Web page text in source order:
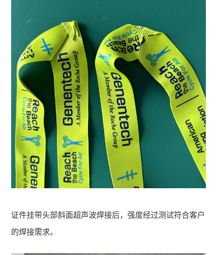
证件挂带头部斜面超声波焊接后，强度经过测试符合客户
的焊接需求。